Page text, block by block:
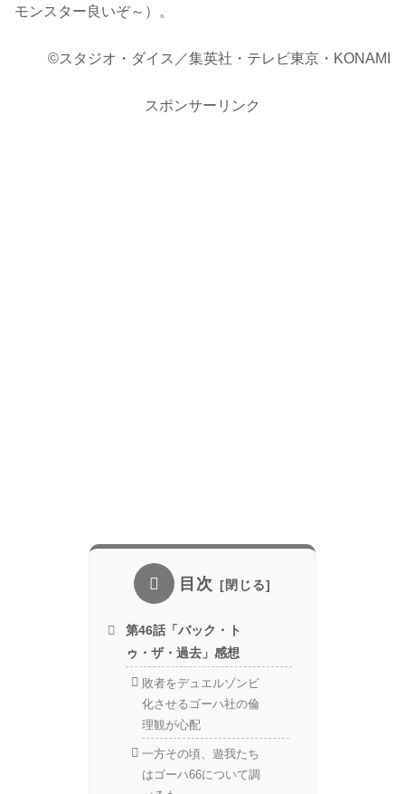
モンスター良いぞ～）。
©スタジオ・ダイス／集英社・テレビ東京・KONAMI
スポンサーリンク
目次
第46話「バック・ト
ゥ・ザ・過去」感想
敗者をデュエルゾンビ
化させるゴーハ社の倫
理観が心配
一方その頃、遊我たち
はゴーハ66について調